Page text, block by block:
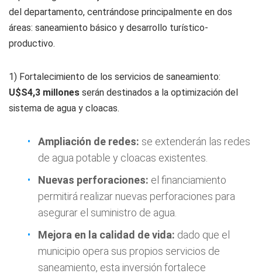
del departamento, centrándose principalmente en dos
áreas: saneamiento básico y desarrollo turístico-
productivo.
1) Fortalecimiento de los servicios de saneamiento:
U$S4,3 millones serán destinados a la optimización del
sistema de agua y cloacas.
Ampliación de redes: se extenderán las redes
de agua potable y cloacas existentes.
Nuevas perforaciones: el financiamiento
permitirá realizar nuevas perforaciones para
asegurar el suministro de agua.
Mejora en la calidad de vida: dado que el
municipio opera sus propios servicios de
saneamiento, esta inversión fortalece